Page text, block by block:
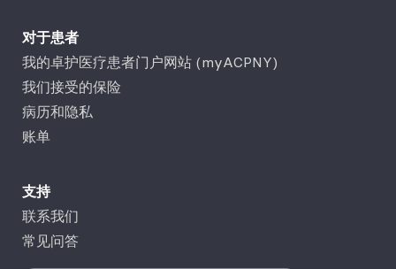
对于患者
我的卓护医疗患者门户网站 (myACPNY)
我们接受的保险
病历和隐私
账单
支持
联系我们
常见问答